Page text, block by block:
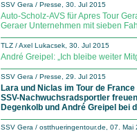
SSV Gera / Presse, 30. Jul 2015
Auto-Scholz-AVS für Apres Tour
Geraer Unternehmen mit sieben
TLZ / Axel Lukacsek, 30. Jul 2015
André Greipel: „Ich bleibe weiter
SSV Gera / Presse, 29. Jul 2015
Lara und Niclas im Tour de France
SSV-Nachwuchsradsportler
Degenkolb und André Greipel bei
SSV Gera / ostthueringentour.de, 07. Mai